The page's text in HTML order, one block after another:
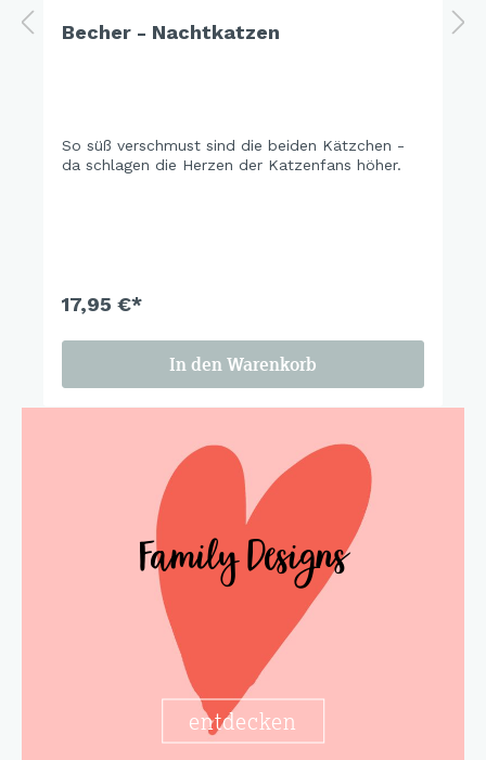
Becher - Nachtkatzen
So süß verschmust sind die beiden Kätzchen -
da schlagen die Herzen der Katzenfans höher.
17,95 €*
In den Warenkorb
Family Designs
entdecken